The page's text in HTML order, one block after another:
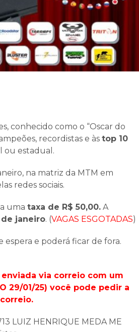
conhecido como o “Oscar do
recordistas e às top 10
ou estadual.
na matriz da MTM em
redes sociais.
uma taxa de R$ 50,00. A
de janeiro. (VAGAS ESGOTADAS)
espera e poderá ficar de fora.
via correio com um
29/01/25) você pode pedir a
LUIZ HENRIQUE MEDA ME